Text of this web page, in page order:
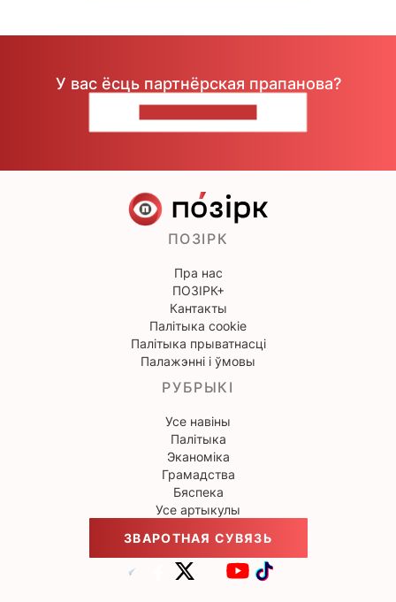
У вас ёсць партнёрская прапанова?
ПОЗІРК
Пра нас
ПОЗІРК+
Кантакты
Палітыка cookie
Палітыка прыватнасці
Палажэнні і ўмовы
РУБРЫКІ
Усе навіны
Палітыка
Эканоміка
Грамадства
Бяспека
Усе артыкулы
ЗВАРОТНАЯ СУВЯЗЬ